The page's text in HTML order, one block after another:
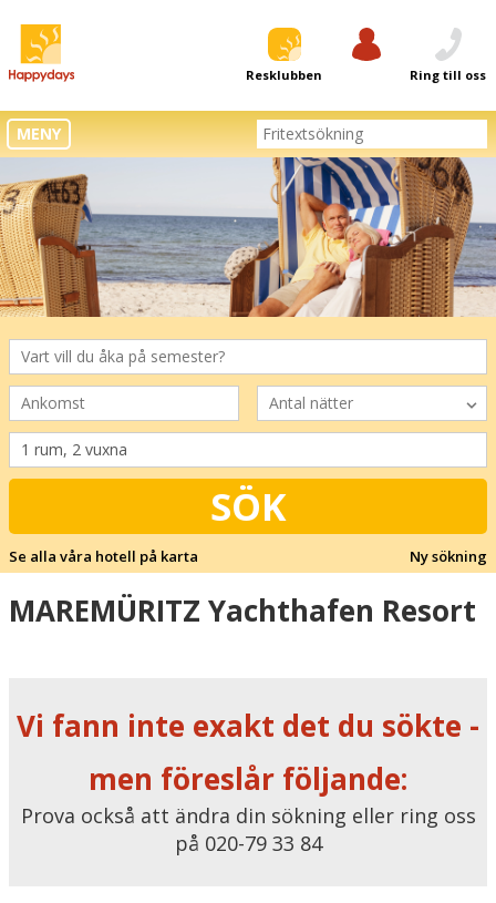
Resklubben Ring till oss
MENY
SÖK
Se alla våra hotell på karta Ny sökning
MAREMÜRITZ Yachthafen Resort
Vi fann inte exakt det du sökte -
men föreslår följande:
Prova också att ändra din sökning eller ring oss
på 020-79 33 84